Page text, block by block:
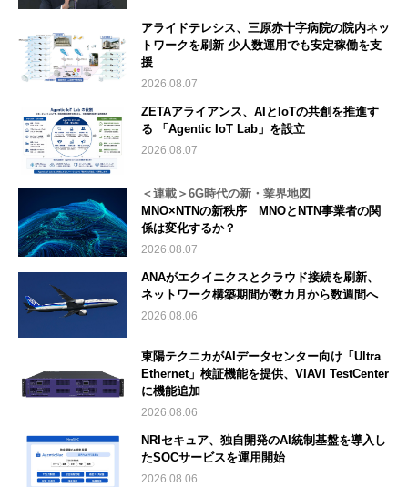
アライドテレシス、三原赤十字病院の院内ネッ
トワークを刷新 少人数運用でも安定稼働を支
援
2026.08.07
ZETAアライアンス、AIとIoTの共創を推進す
る 「Agentic IoT Lab」を設立
2026.08.07
＜連載＞6G時代の新・業界地図
MNO×NTNの新秩序 MNOとNTN事業者の関
係は変化するか？
2026.08.07
ANAがエクイニクスとクラウド接続を刷新、
ネットワーク構築期間が数カ月から数週間へ
2026.08.06
東陽テクニカがAIデータセンター向け「Ultra
Ethernet」検証機能を提供、VIAVI TestCenter
に機能追加
2026.08.06
NRIセキュア、独自開発のAI統制基盤を導入し
たSOCサービスを運用開始
2026.08.06